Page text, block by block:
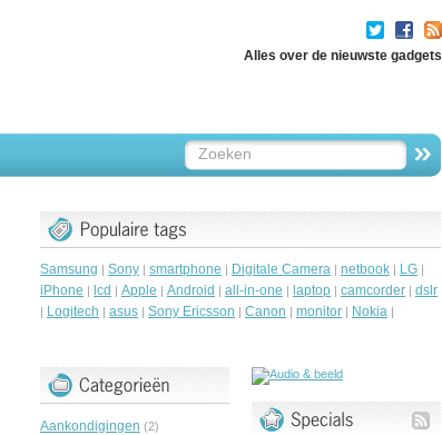
Alles over de nieuwste gadgets
Samsung | Sony | smartphone | Digitale Camera | netbook | LG |
iPhone | lcd | Apple | Android | all-in-one | laptop | camcorder | dslr
| Logitech | asus | Sony Ericsson | Canon | monitor | Nokia |
Aankondigingen (2)